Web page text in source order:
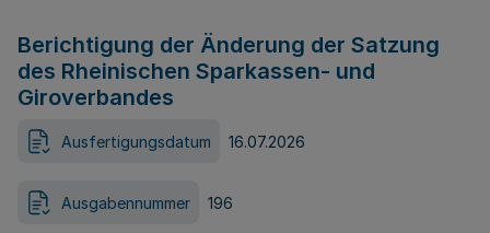
Berichtigung der Änderung der Satzung
des Rheinischen Sparkassen- und
Giroverbandes
Ausfertigungsdatum 16.07.2026
Ausgabennummer 196